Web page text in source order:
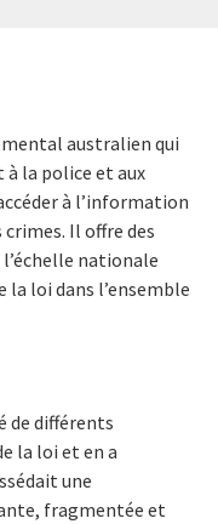
australien qui
la police et aux
à l’information
Il offre des
nationale
la loi dans l’ensemble
de différents
la loi et en a
une
fragmentée et